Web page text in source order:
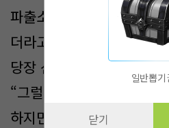
파출소는 마을 안에 있지
더라고요.
당장 신고해야 할 땐 어떻게
“그럴 수 있죠.
하지만 제가 저번에 말씀
일반뽑기
닫기